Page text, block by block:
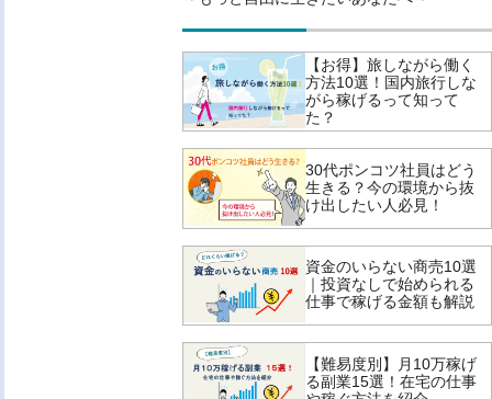
【お得】旅しながら働く
方法10選！国内旅行しな
がら稼げるって知って
た？
30代ポンコツ社員はどう
生きる？今の環境から抜
け出したい人必見！
資金のいらない商売10選
｜投資なしで始められる
仕事で稼げる金額も解説
【難易度別】月10万稼げ
る副業15選！在宅の仕事